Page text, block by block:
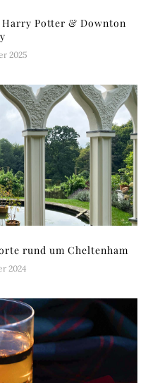
Potter & Downton
2025
rund um Cheltenham
2024